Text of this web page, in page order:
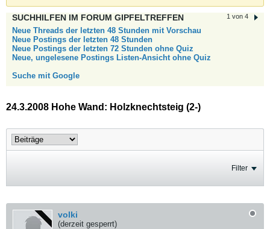
1 von 4
SUCHHILFEN IM FORUM GIPFELTREFFEN
Neue Threads der letzten 48 Stunden mit Vorschau
Neue Postings der letzten 48 Stunden
Neue Postings der letzten 72 Stunden ohne Quiz
Neue, ungelesene Postings Listen-Ansicht ohne Quiz
Suche mit Google
24.3.2008 Hohe Wand: Holzknechtsteig (2-)
Filter
volki
(derzeit gesperrt)